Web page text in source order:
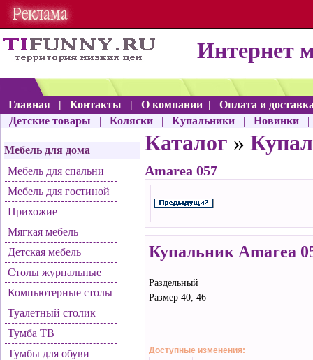
Интернет
Главная | Контакты | О компании |
Оплата и
Детские товары
| Коляски | Купальники | Новинки
Мебель для дома
Мебель для спальни
Мебель для гостиной
Прихожие
Мягкая мебель
Детская мебель
Столы журнальные
Компьютерные столы
Туалетный столик
Тумба ТВ
Тумбы для обуви
Каталог »
Amarea 057
Купальник Amarea
Раздельный
Размер 40, 46
Доступные изменения: